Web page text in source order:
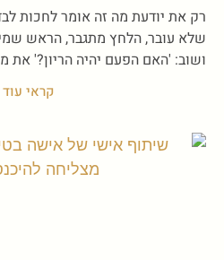
רק את יודעת מה זה אומר לחכות
שלא עובר, הלחץ מתגבר, הראש
ושוב: 'האם הפעם יהיה הריון?' את
קראי עוד